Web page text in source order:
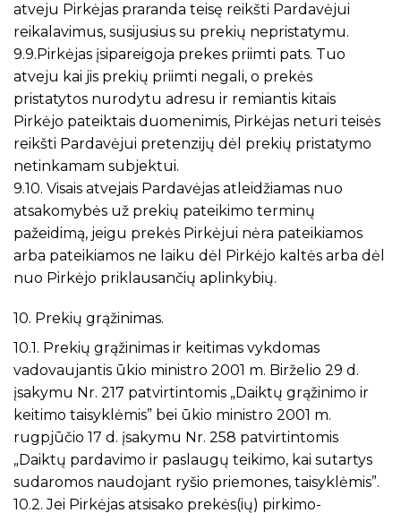
atveju Pirkėjas praranda teisę reikšti Pardavėjui
reikalavimus, susijusius su prekių nepristatymu.
9.9.Pirkėjas įsipareigoja prekes priimti pats. Tuo
atveju kai jis prekių priimti negali, o prekės
pristatytos nurodytu adresu ir remiantis kitais
Pirkėjo pateiktais duomenimis, Pirkėjas neturi teisės
reikšti Pardavėjui pretenzijų dėl prekių pristatymo
netinkamam subjektui.
9.10. Visais atvejais Pardavėjas atleidžiamas nuo
atsakomybės už prekių pateikimo terminų
pažeidimą, jeigu prekės Pirkėjui nėra pateikiamos
arba pateikiamos ne laiku dėl Pirkėjo kaltės arba dėl
nuo Pirkėjo priklausančių aplinkybių.
10. Prekių grąžinimas.
10.1. Prekių grąžinimas ir keitimas vykdomas
vadovaujantis ūkio ministro 2001 m. Birželio 29 d.
įsakymu Nr. 217 patvirtintomis „Daiktų grąžinimo ir
keitimo taisyklėmis” bei ūkio ministro 2001 m.
rugpjūčio 17 d. įsakymu Nr. 258 patvirtintomis
„Daiktų pardavimo ir paslaugų teikimo, kai sutartys
sudaromos naudojant ryšio priemones, taisyklėmis”.
10.2. Jei Pirkėjas atsisako prekės(ių) pirkimo-